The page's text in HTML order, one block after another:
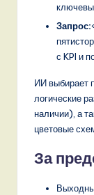
Запрос:
с KPI и
ИИ выбирает
логические
наличии), а
цветовые
За